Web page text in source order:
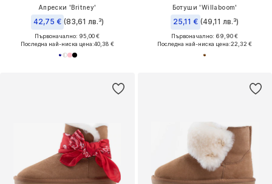
Апрески 'Britney'
42,75 € (83,61 лв.³)
Първоначално: 95,00 €
Последна най-ниска цена:40,38 €
Ботуши 'Willaboom'
25,11 € (49,11 лв.³)
Първоначално: 69,90 €
Последна най-ниска цена:22,32 €